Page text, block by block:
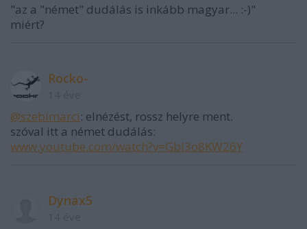
"az a "német" dudálás is inkább magyar... :-)"
miért?
Rocko-
@szebimarci: elnézést, rossz helyre ment.
szóval itt a német dudálás:
www.youtube.com/watch?v=Gbi3o8KW26Y
Dynax5